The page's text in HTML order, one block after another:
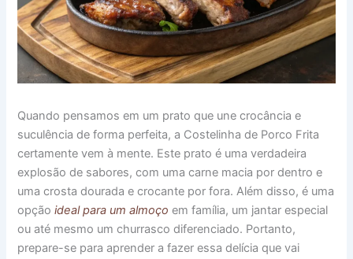
Quando pensamos em um prato que une crocância e
suculência de forma perfeita, a Costelinha de Porco Frita
certamente vem à mente. Este prato é uma verdadeira
explosão de sabores, com uma carne macia por dentro e
uma crosta dourada e crocante por fora. Além disso, é uma
opçãoideal para um almoço em família, um jantar especial
ou até mesmo um churrasco diferenciado. Portanto,
prepare-se para aprender a fazer essa delícia que vai